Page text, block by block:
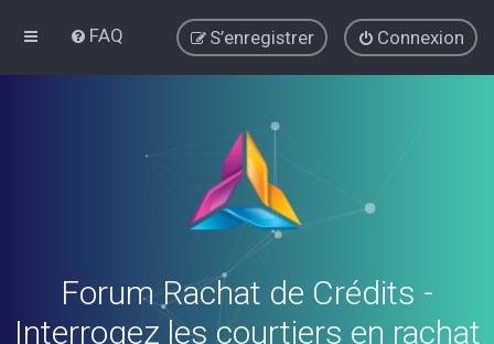
FAQ Connexion
S’enregistrer
Forum Rachat de Crédits -
Interrogez les courtiers en rachat